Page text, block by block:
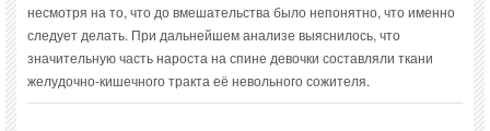
несмотря на то, что до вмешательства было непонятно, что именно
следует делать. При дальнейшем анализе выяснилось, что
значительную часть нароста на спине девочки составляли ткани
желудочно-кишечного тракта её невольного сожителя.